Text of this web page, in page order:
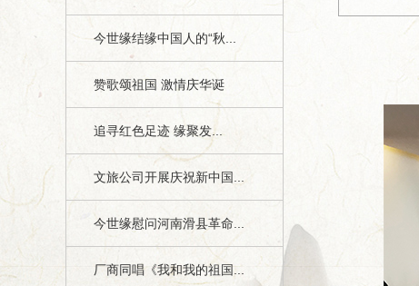
今世缘结缘中国人的“秋...
赞歌颂祖国 激情庆华诞
追寻红色足迹 缘聚发...
文旅公司开展庆祝新中国...
今世缘慰问河南滑县革命...
厂商同唱《我和我的祖国...